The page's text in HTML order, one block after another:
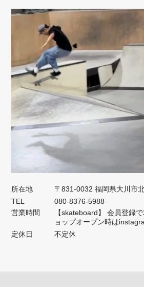
所在地
〒831-0032 福岡県大川市
TEL
080-8376-5988
営業時間
【skateboard】 会員登録
ョップオープン時は
定休日
不定休